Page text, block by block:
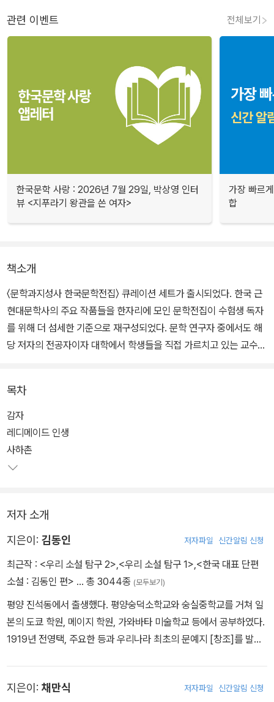
관련 이벤트 전체보기
한국문학 사랑 : 2026년 7월 29일, 박상영 인터
뷰 <지푸라기 왕관을 쓴 여자>
가장 빠르
합
책소개
〈문학과지성사 한국문학전집〉 큐레이션 세트가 출시되었다. 한국 근
현대문학사의 주요 작품들을 한자리에 모인 문학전집이 수험생 독자
를 위해 더 섬세한 기준으로 재구성되었다. 문학 연구자 중에서도 해
당 저자의 전공자이자 대학에서 학생들을 직접 가르치고 있는 교수진
에게 가까이 다가갈 수 있는 친근성과 해설 및 부속 자료의 전문성을
갖춘 것은 물론이며, 세련된 편집으로 가독성 또한 높다는 점이 큰 장
점이다.
세트 B는 국내 교과서에 수록된 작품들을 중심으로 선별되다 보니 대
은 이범선 『오발탄』, 염상섭 『두 파산』, 전광용 『꺼삐딴 리』 등 총 12
편이 묶였다. 아래 각 도서에 관한 소개가 이어진다.
목차
감자
레디메이드 인생
사하촌
저자 소개
지은이: 김동인 저자파일 신간알림 신청
최근작 : <우리 소설 탐구 2>,<우리 소설 탐구 1>,<한국 대표 단편
소설 : 김동인 편> … 총 3044종 (모두보기)
평양 진석동에서 출생했다. 평양숭덕소학교와 숭실중학교를 거쳐 일
본의 도쿄 학원, 메이지 학원, 가와바타 미술학교 등에서 공부하였다.
1919년 전영택, 주요한 등과 우리나라 최초의 문예지 [창조]를 발간
하여 간결하고 현대적인 문체로 문장 혁신에 공헌하였다. 1923년 첫
지은이: 채만식 저자파일 신간알림 신청